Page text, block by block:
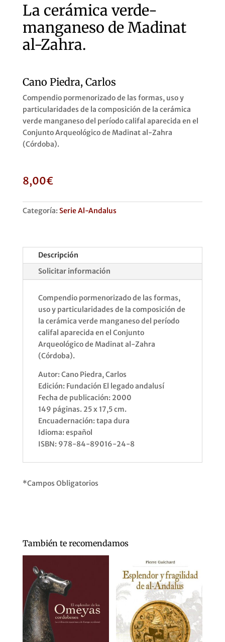
La cerámica verde-
manganeso de Madinat
al-Zahra.
Cano Piedra, Carlos
Compendio pormenorizado de las formas, uso y
particularidades de la composición de la cerámica
verde manganeso del período califal aparecida en el
Conjunto Arqueológico de Madinat al-Zahra
(Córdoba).
8,00€
Categoría:Serie Al-Andalus
Descripción
Solicitar información
Compendio pormenorizado de las formas,
uso y particularidades de la composición de
la cerámica verde manganeso del período
califal aparecida en el Conjunto
Arqueológico de Madinat al-Zahra
(Córdoba).
Autor: Cano Piedra, Carlos
Edición: Fundación El legado andalusí
Fecha de publicación: 2000
149 páginas. 25 x 17,5 cm.
Encuadernación: tapa dura
Idioma: español
ISBN: 978-84-89016-24-8
*Campos Obligatorios
También te recomendamos